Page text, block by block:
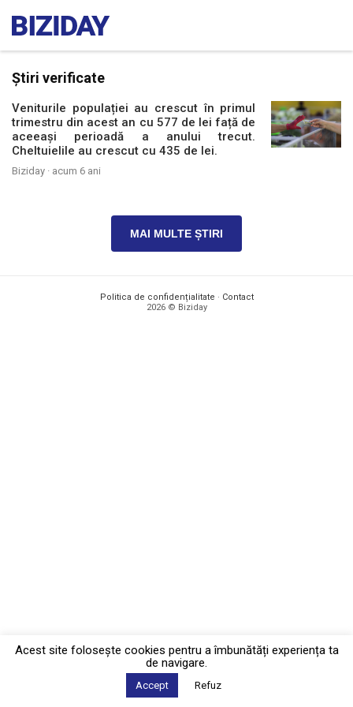
Știri verificate
Veniturile populației au crescut în primul
trimestru din acest an cu 577 de lei față de
aceeași perioadă a anului trecut.
Cheltuielile au crescut cu 435 de lei.
Biziday · acum 6 ani
MAI MULTE ȘTIRI
Politica de confidențialitate · Contact
2026 © Biziday
Acest site foloseşte cookies pentru a îmbunătăți experiența ta
de navigare.
Accept Refuz